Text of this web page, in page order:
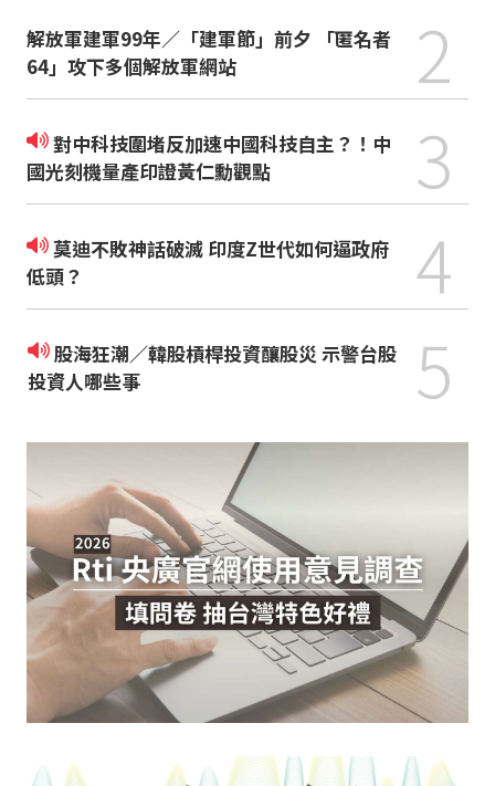
解放軍建軍99年／「建軍節」前夕 「匿名者
64」攻下多個解放軍網站
2
對中科技圍堵反加速中國科技自主？！中
國光刻機量產印證黃仁勳觀點
3
莫迪不敗神話破滅 印度Z世代如何逼政府
低頭？
4
股海狂潮／韓股槓桿投資釀股災 示警台股
投資人哪些事
5